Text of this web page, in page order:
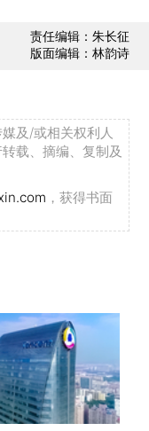
责任编辑：朱长征
版面编辑：林韵诗
及/或相关权利人
载、摘编、复制及
，获得书面